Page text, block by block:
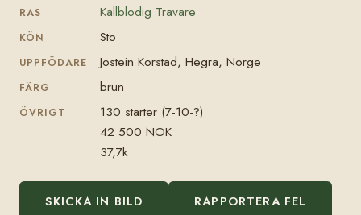
RAS
Kallblodig Travare
KÖN Sto
UPPFÖDARE Jostein Korstad, Hegra, Norge
FÄRG brun
ÖVRIGT
130 starter (7-10-?)
42 500 NOK
37,7k
SKICKA IN BILD RAPPORTERA FEL